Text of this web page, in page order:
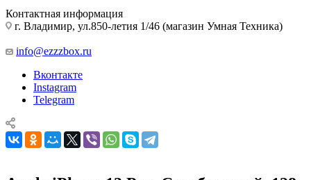
Контактная информация
г. Владимир, ул.850-летия 1/46 (магазин Умная Техника)
info@ezzzbox.ru
Вконтакте
Instagram
Telegram